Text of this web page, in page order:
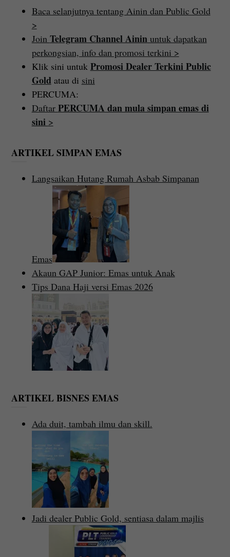
Baca selanjutnya tentang Ainin dan Public Gold
>
Join Telegram Channel Ainin untuk dapatkan
perkongsian, info dan promosi terkini >
Klik sini untuk Promosi Dealer Terkini Public
Gold atau di sini
PERCUMA:
Daftar PERCUMA dan mula simpan emas di
sini >
ARTIKEL SIMPAN EMAS
Langsaikan Hutang Rumah Asbab Simpanan
Emas
Akaun GAP Junior: Emas untuk Anak
Tips Dana Haji versi Emas 2026
ARTIKEL BISNES EMAS
Ada duit, tambah ilmu dan skill.
Jadi dealer Public Gold, sentiasa dalam majlis